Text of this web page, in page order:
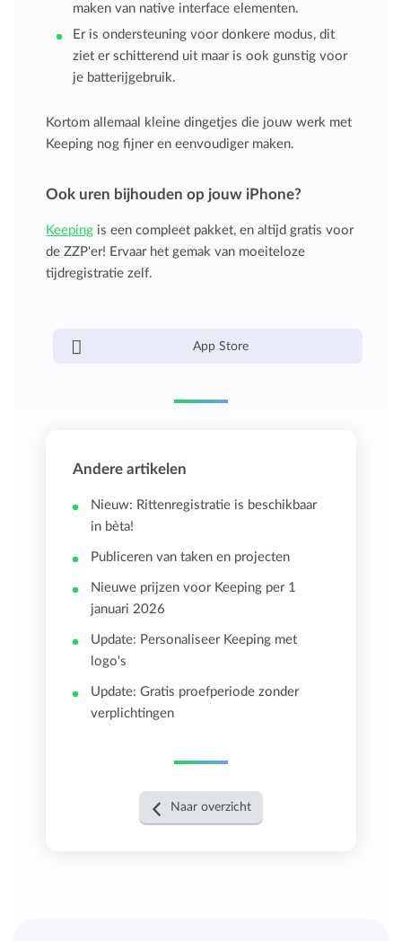
maken van native interface elementen.
Er is ondersteuning voor donkere modus, dit
ziet er schitterend uit maar is ook gunstig voor
je batterijgebruik.
Kortom allemaal kleine dingetjes die jouw werk met
Keeping nog fijner en eenvoudiger maken.
Ook uren bijhouden op jouw iPhone?
Keeping is een compleet pakket, en altijd gratis voor
de ZZP'er! Ervaar het gemak van moeiteloze
tijdregistratie zelf.
App Store
Andere artikelen
Nieuw: Rittenregistratie is beschikbaar
in bèta!
Publiceren van taken en projecten
Nieuwe prijzen voor Keeping per 1
januari 2026
Update: Personaliseer Keeping met
logo's
Update: Gratis proefperiode zonder
verplichtingen
Naar overzicht